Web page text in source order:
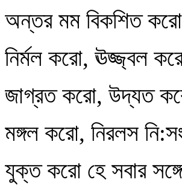
অন্তর মম বিকশিত
নির্মল করো, ঊজ্জ্বল
জাগ্রত করো, উদ্যত
মঙ্গল করো, নিরলস
যুক্ত করো হে সবার